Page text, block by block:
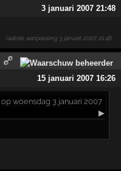
3 januari 2007 21:48
laatste aanpassing 3 januari 2007 21:48
15 januari 2007 16:26
op woensdag 3 januari 2007
▶